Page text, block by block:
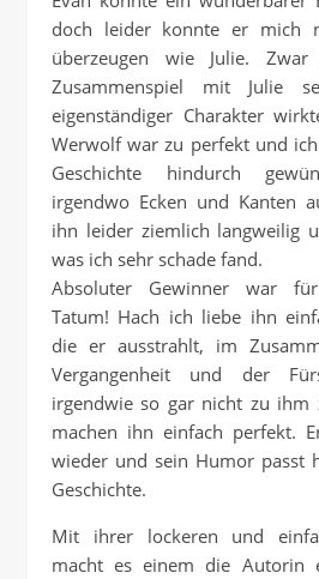
doch leider konnte er mich
überzeugen wie Julie.
Zusammenspiel mit Julie
eigenständiger Charakter
Werwolf war zu perfekt und
Geschichte hindurch
irgendwo Ecken und Kanten
ihn leider ziemlich langweilig
was ich sehr schade fand.
Absoluter Gewinner war
Tatum! Hach ich liebe ihn
die er ausstrahlt, im
Vergangenheit und der
irgendwie so gar nicht zu ihm
machen ihn einfach perfekt.
wieder und sein Humor passt
Geschichte.
Mit ihrer lockeren und
macht es einem die Autorin